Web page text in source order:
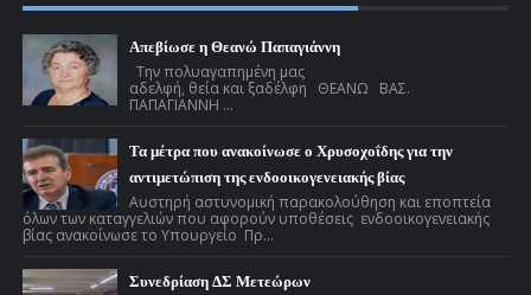
Απεβίωσε η Θεανώ Παπαγιάννη
Την πολυαγαπημένη μας
αδελφή, θεία και ξαδέλφη ΘΕΑΝΩ ΒΑΣ.
ΠΑΠΑΓΙΑΝΝΗ ...
Τα μέτρα που ανακοίνωσε ο Χρυσοχοΐδης για την
αντιμετώπιση της ενδοοικογενειακής βίας
Αυστηρή αστυνομική παρακολούθηση και εποπτεία
όλων των καταγγελιών που αφορούν υποθέσεις ενδοοικογενειακής
βίας ανακοίνωσε το Υπουργείο Πρ...
Συνεδρίαση ΔΣ Μετεώρων